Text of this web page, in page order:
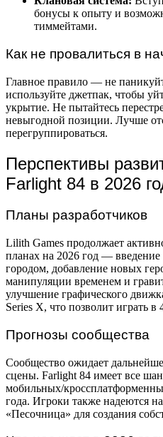
бонусы к опыту и
тиммейтами.
Как не провалиться в
Главное правило — не
используйте джетпак, чтобы
укрытие. Не пытайтесь
невыгодной позиции. Лучше
перегруппироваться.
Перспективы
Farlight 84 в 2026
Планы разработчиков
Lilith Games продолжает
планах на 2026 год —
городом, добавление новых
манипуляции временем и
улучшение графического
Series X, что позволит играть в
Прогнозы сообщества
Сообщество ожидает
сцены. Farlight 84 имеет все
мобильных/
года. Игроки также надеются
«Песочница» для создания